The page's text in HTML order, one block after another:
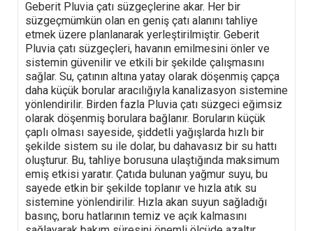
Geberit Pluvia çatı süzgeçlerine akar. Her bir
süzgeçmümkün olan en geniş çatı alanını tahliye
etmek üzere planlanarak yerleştirilmiştir. Geberit
Pluvia çatı süzgeçleri, havanın emilmesini önler ve
sistemin güvenilir ve etkili bir şekilde çalışmasını
sağlar. Su, çatının altına yatay olarak döşenmiş çapça
daha küçük borular aracılığıyla kanalizasyon sistemine
yönlendirilir. Birden fazla Pluvia çatı süzgeci eğimsiz
olarak döşenmiş borulara bağlanır. Boruların küçük
çaplı olması sayeside, şiddetli yağışlarda hızlı bir
şekilde sistem su ile dolar, bu dahavasız bir su hattı
oluşturur. Bu, tahliye borusuna ulaştığında maksimum
emiş etkisi yaratır. Çatıda bulunan yağmur suyu, bu
sayede etkin bir şekilde toplanır ve hızla atık su
sistemine yönlendirilir. Hızla akan suyun sağladığı
basınç, boru hatlarının temiz ve açık kalmasını